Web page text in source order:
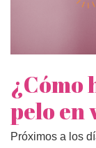
pelo en
Próximos a los